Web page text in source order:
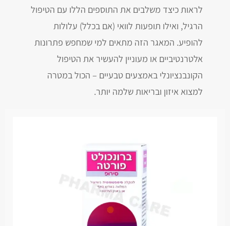
לראות כיצד משלבים את התוספים הללו עם הטיפול
הרגיל, ואילו תופעות לוואי (אם בכלל) עלולות
להופיע. המאגר הזה מתאים למי שמחפש פתרונות
אלטרנטיביים או מעוניין להעשיר את הטיפול
הקונבנציונלי באמצעים טבעיים – הכול במטרה
למצוא איזון ובריאות שלמה יותר.